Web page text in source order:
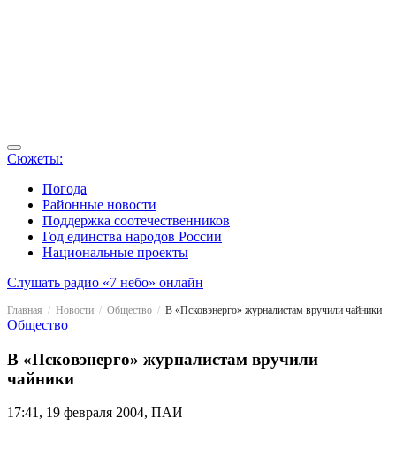
Сюжеты:
Погода
Районные новости
Поддержка соотечественников
Год единства народов России
Национальные проекты
Слушать радио «7 небо» онлайн
Главная Новости Общество В «Псковэнерго» журналистам вручили чайники
Общество
В «Псковэнерго» журналистам вручили
чайники
17:41, 19 февраля 2004, ПАИ